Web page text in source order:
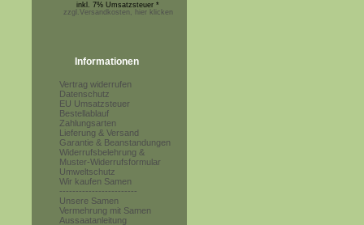
inkl. 7% Umsatzsteuer *
zzgl.Versandkosten, hier klicken
Informationen
Vertrag widerrufen
Datenschutz
EU Umsatzsteuer
Bestellablauf
Zahlungsarten
Lieferung & Versand
Garantie & Beanstandungen
Widerrufsbelehrung &
Muster-Widerrufsformular
Umweltschutz
Wir kaufen Samen
------------------------
Unsere Samen
Vermehrung mit Samen
Aussaatanleitung